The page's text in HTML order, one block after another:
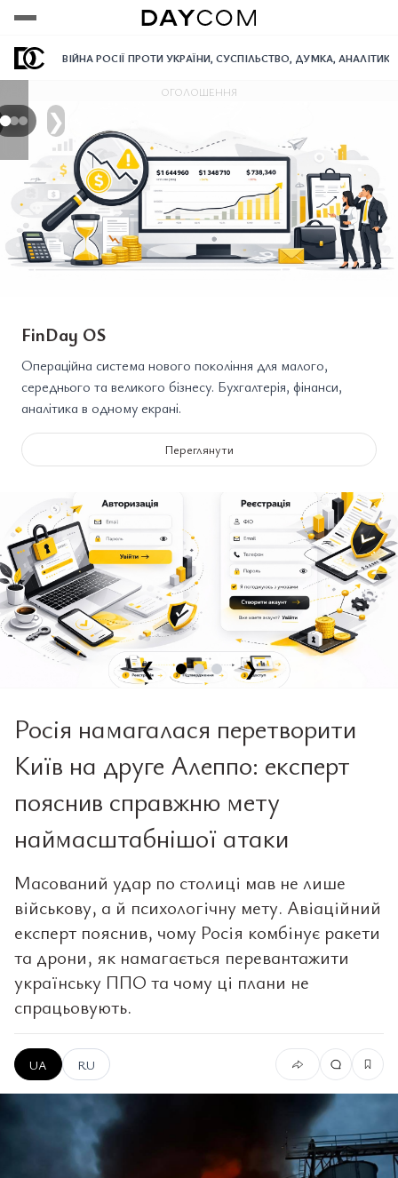
ВІЙНА РОСІЇ ПРОТИ УКРАЇНИ, СУСПІЛЬСТВО, ДУМКА, АНАЛІТИКА
Переглянути
Переглянути
Переглянути
❯
ОГОЛОШЕННЯ
FinDay OS
Операційна система нового покоління для малого,
середнього та великого бізнесу. Бухгалтерія, фінанси,
аналітика в одному екрані.
Переглянути
❮ ❯
Росія намагалася перетворити
Київ на друге Алеппо: експерт
пояснив справжню мету
наймасштабнішої атаки
Масований удар по столиці мав не лише
військову, а й психологічну мету. Авіаційний
експерт пояснив, чому Росія комбінує ракети
та дрони, як намагається перевантажити
українську ППО та чому ці плани не
спрацьовують.
UA RU